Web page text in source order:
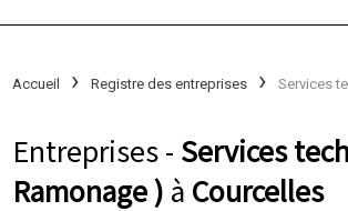
Accueil Registre des entreprises Services
Entreprises - Services
Ramonage ) à Courcelles